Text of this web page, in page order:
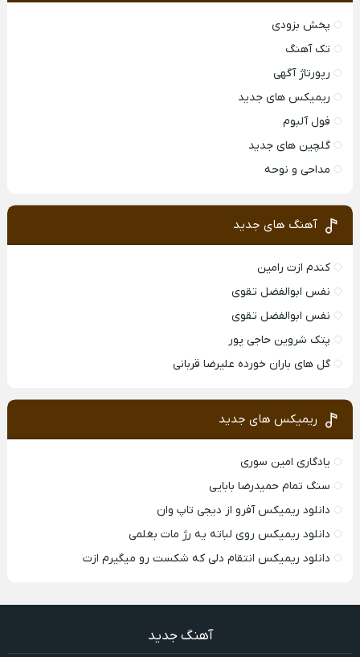
پخش بزودی
تک آهنگ
رپورتاژ آگهی
ریمیکس های جدید
فول آلبوم
گلچین های جدید
مداحی و نوحه
آهنگ های جدید
کندم ازت رامین
نفس ابوالفضل تقوی
نفس ابوالفضل تقوی
پتک شروین حاجی پور
گل های باران خورده علیرضا قربانی
ریمیکس های جدید
یادگاری امین سوری
سنگ تمام حمیدرضا بابایی
دانلود ریمیکس آفرو از ديجی تاپ وان
دانلود ریمیکس روی لباته یه رژ مات بغلمی
دانلود ریمیکس انتقام دلی که شکست رو میگیرم ازت
آهنگ جدید